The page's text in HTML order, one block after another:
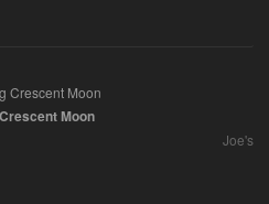
Moon
Joe's